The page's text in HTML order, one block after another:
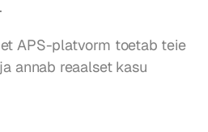
APS-platvorm toetab teie
annab reaalset kasu